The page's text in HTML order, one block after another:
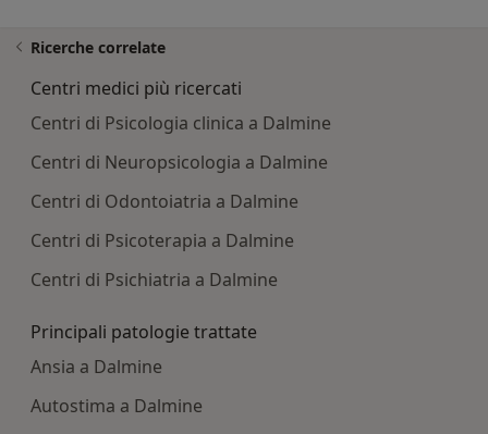
Ricerche correlate
Centri medici più ricercati
Centri di Psicologia clinica a Dalmine
Centri di Neuropsicologia a Dalmine
Centri di Odontoiatria a Dalmine
Centri di Psicoterapia a Dalmine
Centri di Psichiatria a Dalmine
Principali patologie trattate
Ansia a Dalmine
Autostima a Dalmine